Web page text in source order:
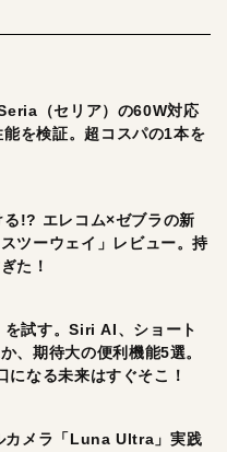
（セリア）の60W対応
を検証。超コスパの1本を
!? エレコム×ゼブラの新
ツーウェイ」レビュー。持
た！
試す。Siri AI、ショート
、期待大の便利機能5選。
なる未来はすぐそこ！
カメラ「Luna Ultra」実践